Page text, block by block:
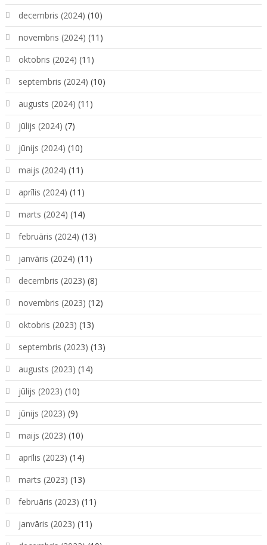
decembris (2024) (10)
novembris (2024) (11)
oktobris (2024) (11)
septembris (2024) (10)
augusts (2024) (11)
jūlijs (2024) (7)
jūnijs (2024) (10)
maijs (2024) (11)
aprīlis (2024) (11)
marts (2024) (14)
februāris (2024) (13)
janvāris (2024) (11)
decembris (2023) (8)
novembris (2023) (12)
oktobris (2023) (13)
septembris (2023) (13)
augusts (2023) (14)
jūlijs (2023) (10)
jūnijs (2023) (9)
maijs (2023) (10)
aprīlis (2023) (14)
marts (2023) (13)
februāris (2023) (11)
janvāris (2023) (11)